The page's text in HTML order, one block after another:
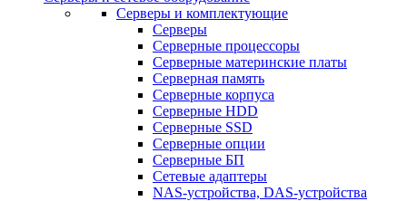
Серверы и комплектующие
Серверы
Серверные процессоры
Серверные материнские платы
Серверная память
Серверные корпуса
Серверные HDD
Серверные SSD
Серверные опции
Серверные БП
Сетевые адаптеры
NAS-устройства, DAS-устройства